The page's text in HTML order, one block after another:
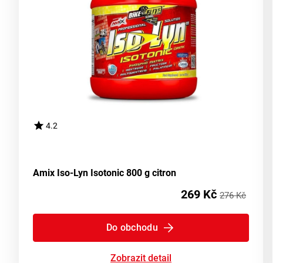
4.2
Amix Iso-Lyn Isotonic 800 g citron
269 Kč 276 Kč
Do obchodu
Zobrazit detail